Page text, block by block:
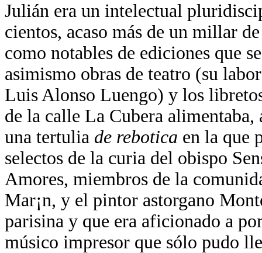
Julián era un intelectual
cientos, acaso más de un millar
como notables de ediciones que
asimismo obras de teatro (su
Luis Alonso Luengo) y los
de la calle La Cubera
una tertulia de rebotica en la que
selectos de la curia del obispo
Amores, miembros de la
Mar¡n, y el pintor astorgano
parisina y que era aficionado a
músico impresor que sólo pudo